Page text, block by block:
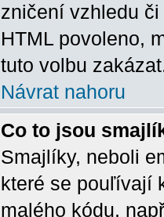
zničení vzhledu
HTML povoleno,
tuto volbu
Návrat nahoru
Co to jsou
Smajlíky, neboli
které se pouľívají
malého kódu,